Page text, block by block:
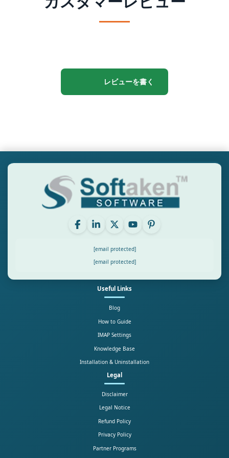
レビューを書く
[email protected]
[email protected]
Useful Links
Blog
How to Guide
IMAP Settings
Knowledge Base
Installation & Uninstallation
Legal
Disclaimer
Legal Notice
Refund Policy
Privacy Policy
Partner Programs